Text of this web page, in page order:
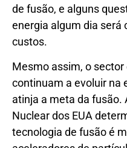
de fusão, e alguns
energia algum dia
custos.
Mesmo assim, o
continuam a evoluir na
atinja a meta da fusão.
Nuclear dos EUA
tecnologia de fusão é